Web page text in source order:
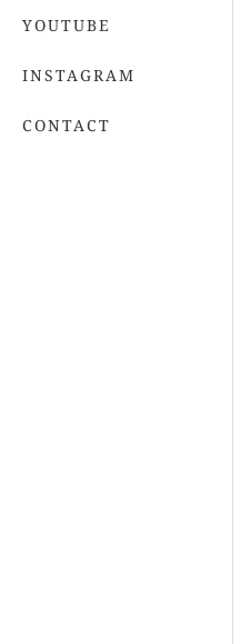
YOUTUBE
INSTAGRAM
CONTACT